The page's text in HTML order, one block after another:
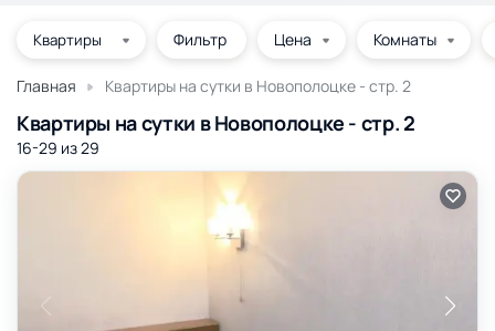
Фильтр Цена Комнаты
Главная Квартиры на сутки в Новополоцке - стр. 2
Квартиры на сутки в Новополоцке - стр. 2
16-29 из29